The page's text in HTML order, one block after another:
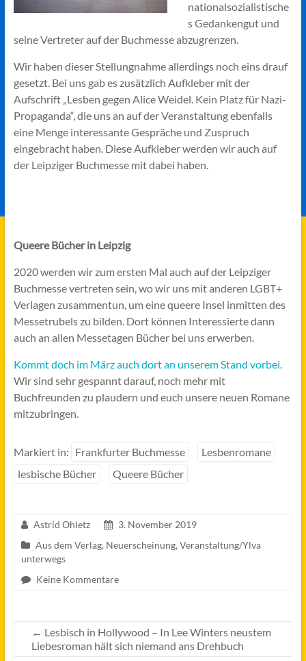
nationalsozialistische
s Gedankengut und
seine Vertreter auf der Buchmesse abzugrenzen.
Wir haben dieser Stellungnahme allerdings noch eins drauf
gesetzt. Bei uns gab es zusätzlich Aufkleber mit der
Aufschrift „Lesben gegen Alice Weidel. Kein Platz für Nazi-
Propaganda“, die uns an auf der Veranstaltung ebenfalls
eine Menge interessante Gespräche und Zuspruch
eingebracht haben. Diese Aufkleber werden wir auch auf
der Leipziger Buchmesse mit dabei haben.
Queere Bücher in Leipzig
2020 werden wir zum ersten Mal auch auf der Leipziger
Buchmesse vertreten sein, wo wir uns mit anderen LGBT+
Verlagen zusammentun, um eine queere Insel inmitten des
Messetrubels zu bilden. Dort können Interessierte dann
auch an allen Messetagen Bücher bei uns erwerben.
Kommt doch im März auch dort an unserem Stand vorbei.
Wir sind sehr gespannt darauf, noch mehr mit
Buchfreunden zu plaudern und euch unsere neuen Romane
mitzubringen.
Markiert in: Frankfurter Buchmesse
Lesbenromane
lesbische Bücher
Queere Bücher
Astrid Ohletz
3. November 2019
Aus dem Verlag, Neuerscheinung, Veranstaltung/Ylva
unterwegs
Keine Kommentare
← Lesbisch in Hollywood – In Lee Winters neustem
Liebesroman hält sich niemand ans Drehbuch